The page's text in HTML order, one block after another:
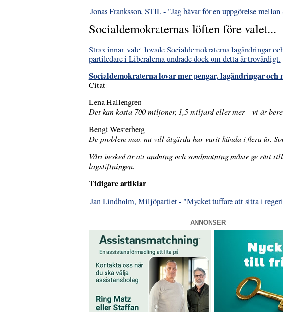
Jonas Franksson, STIL - "Jag bävar för en uppgörelse
Socialdemokraternas löften före valet...
Strax innan valet lovade Socialdemokraterna lagändringar
partiledare i Liberalerna undrade dock om detta är trovärdigt.
Socialdemokraterna lovar mer pengar, lagändringar och
Citat:
Lena Hallengren
Det kan kosta 700 miljoner, 1,5 miljard eller mer – vi är
Bengt Westerberg
De problem man nu vill åtgärda har varit kända i flera år.
Vårt besked är att andning och sondmatning måste ge rätt
lagstiftningen.
Tidigare artiklar
Jan Lindholm, Miljöpartiet - "Mycket tuffare att sitta i
ANNONSER